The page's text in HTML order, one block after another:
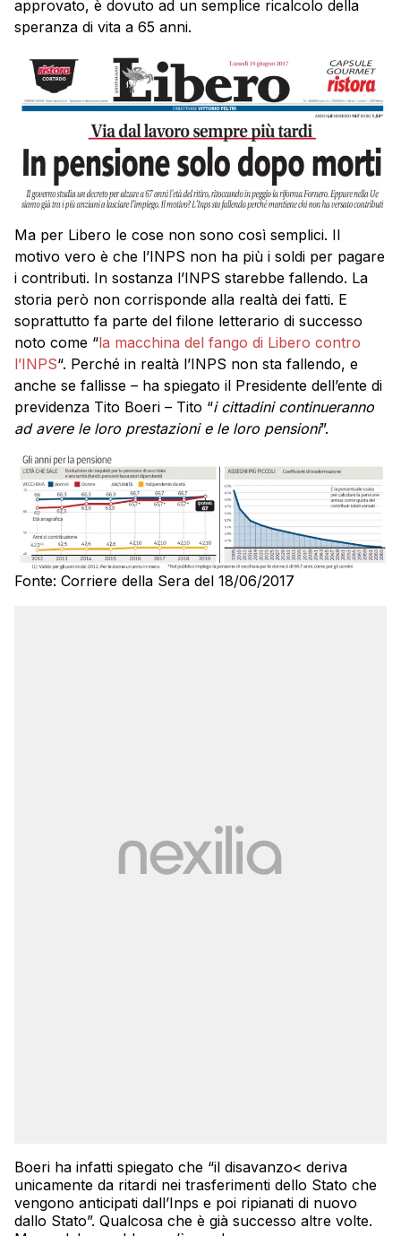
approvato, è dovuto ad un semplice ricalcolo della
speranza di vita a 65 anni.
Ma per Libero le cose non sono così semplici. Il
motivo vero è che l’INPS non ha più i soldi per pagare
i contributi. In sostanza l’INPS starebbe fallendo. La
storia però non corrisponde alla realtà dei fatti. E
soprattutto fa parte del filone letterario di successo
noto come “la macchina del fango di Libero contro
l’INPS“. Perché in realtà l’INPS non sta fallendo, e
anche se fallisse – ha spiegato il Presidente dell’ente di
previdenza Tito Boeri – Tito “i cittadini continueranno
ad avere le loro prestazioni e le loro pensioni”.
Fonte: Corriere della Sera del 18/06/2017
Boeri ha infatti spiegato che “il disavanzo< deriva
unicamente da ritardi nei trasferimenti dello Stato che
vengono anticipati dall’Inps e poi ripianati di nuovo
dallo Stato”. Qualcosa che è già successo altre volte.